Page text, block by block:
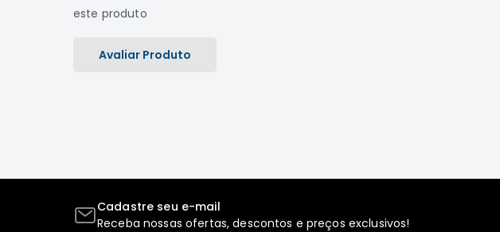
este produto
Avaliar Produto
Cadastre seu e-mail
Receba nossas ofertas, descontos e preços exclusivos!